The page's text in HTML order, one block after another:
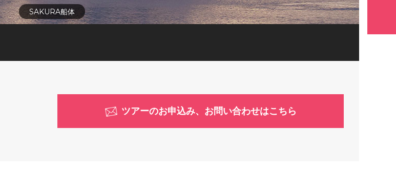
SAKURA船体
ツアーのお申込み、お問い合わせはこちら